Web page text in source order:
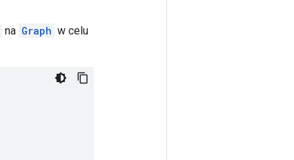
na Graph w celu